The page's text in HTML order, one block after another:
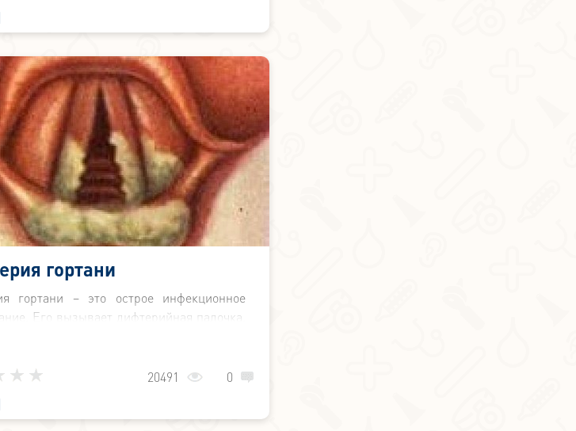
различного характера или
при заболеваниях гортани.
гортани
гортани – это острое инфекционное
Его вызывает дифтерийная палочка.
мышц и стеноз гортани.
20491 0